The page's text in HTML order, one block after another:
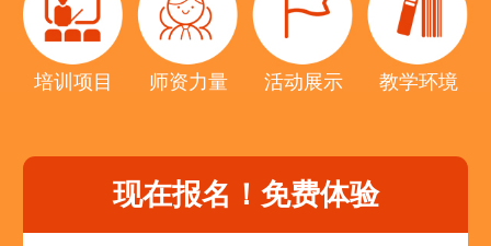
培训项目 师资力量 活动展示 教学环境
现在报名！ 免费体验